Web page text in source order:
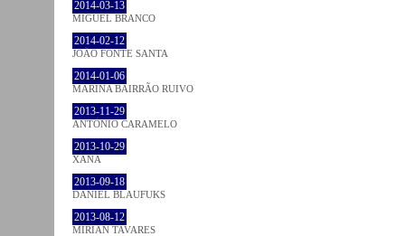
2014-03-13
MIGUEL BRANCO
2014-02-12
JOÃO FONTE SANTA
2014-01-06
MARINA BAIRRÃO RUIVO
2013-11-29
ANTÓNIO CARAMELO
2013-10-29
XANA
2013-09-18
DANIEL BLAUFUKS
2013-08-12
MIRIAN TAVARES